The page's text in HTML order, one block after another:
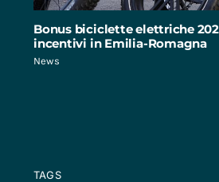
Bonus biciclette elettriche
incentivi in Emilia-Romagna
News
TAGS